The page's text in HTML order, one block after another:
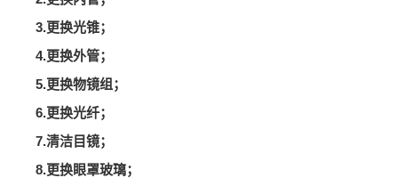
3.更换光锥；
4.更换外管；
5.更换物镜组；
6.更换光纤；
7.清洁目镜；
8.更换眼罩玻璃；